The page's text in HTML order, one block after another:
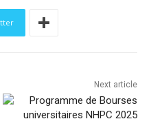
Next article